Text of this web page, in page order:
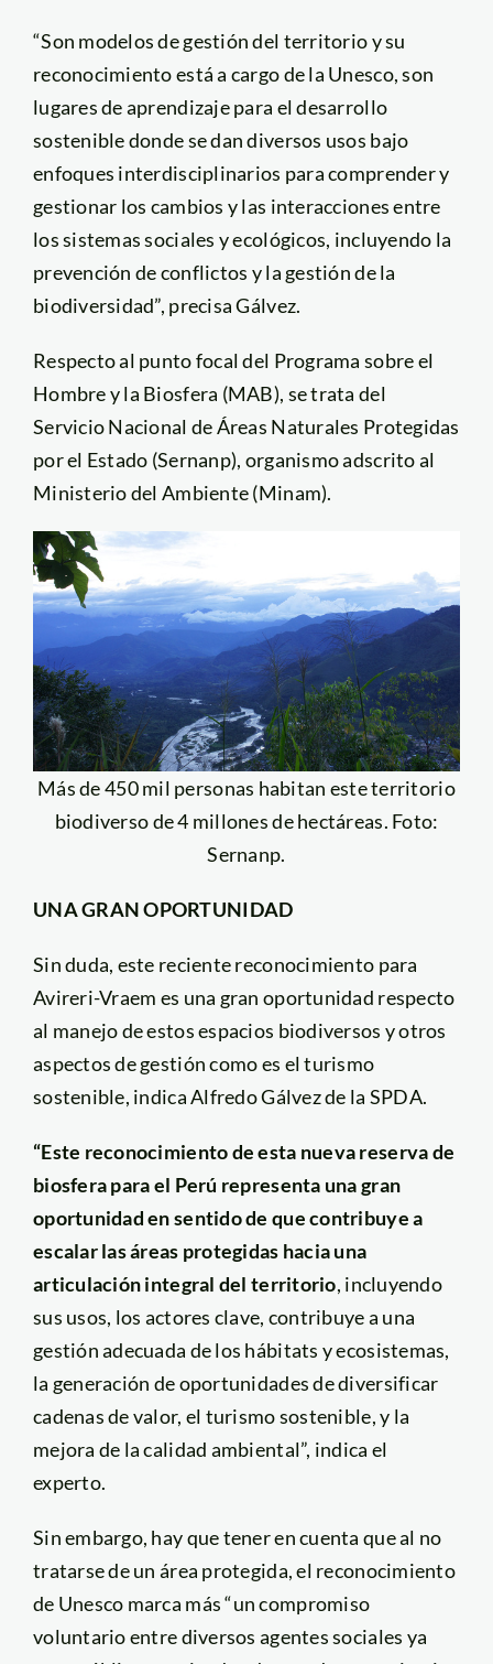
“Son modelos de gestión del territorio y su
reconocimiento está a cargo de la Unesco, son
lugares de aprendizaje para el desarrollo
sostenible donde se dan diversos usos bajo
enfoques interdisciplinarios para comprender y
gestionar los cambios y las interacciones entre
los sistemas sociales y ecológicos, incluyendo la
prevención de conflictos y la gestión de la
biodiversidad”, precisa Gálvez.
Respecto al punto focal del Programa sobre el
Hombre y la Biosfera (MAB), se trata del
Servicio Nacional de Áreas Naturales Protegidas
por el Estado (Sernanp), organismo adscrito al
Ministerio del Ambiente (Minam).
Más de 450 mil personas habitan este territorio
biodiverso de 4 millones de hectáreas. Foto:
Sernanp.
UNA GRAN OPORTUNIDAD
Sin duda, este reciente reconocimiento para
Avireri-Vraem es una gran oportunidad respecto
al manejo de estos espacios biodiversos y otros
aspectos de gestión como es el turismo
sostenible, indica Alfredo Gálvez de la SPDA.
“Este reconocimiento de esta nueva reserva de
biosfera para el Perú representa una gran
oportunidad en sentido de que contribuye a
escalar las áreas protegidas hacia una
articulación integral del territorio, incluyendo
sus usos, los actores clave, contribuye a una
gestión adecuada de los hábitats y ecosistemas,
la generación de oportunidades de diversificar
cadenas de valor, el turismo sostenible, y la
mejora de la calidad ambiental”, indica el
experto.
Sin embargo, hay que tener en cuenta que al no
tratarse de un área protegida, el reconocimiento
de Unesco marca más “un compromiso
voluntario entre diversos agentes sociales ya